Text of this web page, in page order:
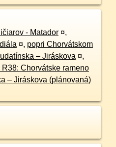
- Matador ¤,
¤, popri Chorvátskom
– Jiráskova ¤,
Chorvátske rameno
– Jiráskova (plánovaná)